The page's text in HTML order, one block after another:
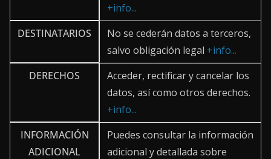
+info...
DESTINATARIOS
No se cederán datos a terceros,
salvo obligación legal +info...
DERECHOS
Acceder, rectificar y cancelar los
datos, así como otros derechos.
+info...
INFORMACIÓN
ADICIONAL
Puedes consultar la información
adicional y detallada sobre